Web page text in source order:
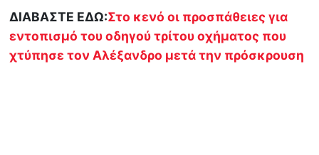
ΔΙΑΒΑΣΤΕ ΕΔΩ:Στο κενό οι προσπάθειες για
εντοπισμό του οδηγού τρίτου οχήματος που
χτύπησε τον Αλέξανδρο μετά την πρόσκρουση